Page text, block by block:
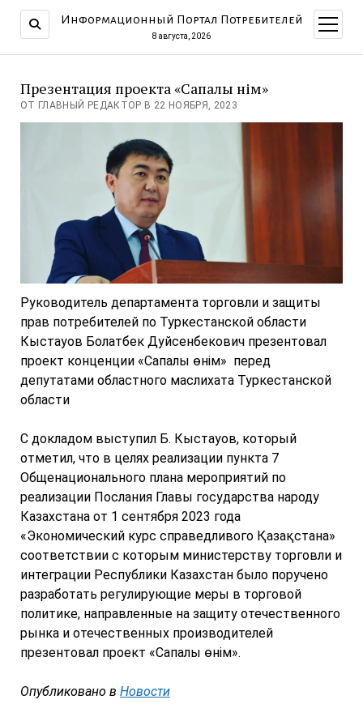
Информационный Портал Потребителей
8 августа, 2026
меню
Презентация проекта «Сапалы өнім»
ОТ ГЛАВНЫЙ РЕДАКТОР В 22 НОЯБРЯ, 2023
Руководитель департамента торговли и защиты
прав потребителей по Туркестанской области
Кыстауов Болатбек Дуйсенбекович презентовал
проект конценции «Сапалы өнім» перед
депутатами областного маслихата Туркестанской
области
С докладом выступил Б. Кыстауов, который
отметил, что в целях реализации пункта 7
Общенационального плана мероприятий по
реализации Послания Главы государства народу
Казахстана от 1 сентября 2023 года
«Экономический курс справедливого Қазақстана»
соответствии с которым министерству торговли и
интеграции Республики Казахстан было поручено
разработать регулирующие меры в торговой
политике, направленные на защиту отечественного
рынка и отечественных производителей
презентовал проект «Сапалы өнім».
Опубликовано в Новости